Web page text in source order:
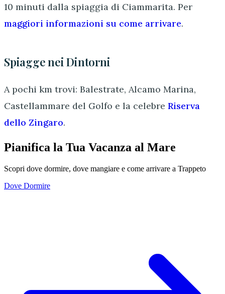
10 minuti dalla spiaggia di Ciammarita. Per
maggiori informazioni su come arrivare.
Spiagge nei Dintorni
A pochi km trovi: Balestrate, Alcamo Marina,
Castellammare del Golfo e la celebre Riserva
dello Zingaro.
Pianifica la Tua Vacanza al Mare
Scopri dove dormire, dove mangiare e come arrivare a Trappeto
Dove Dormire